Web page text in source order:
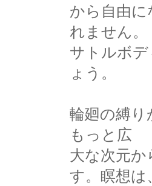
から自由
れません。
サトルボ
ょう。
輪廻の縛り
もっと広
大な次元
す。瞑想は